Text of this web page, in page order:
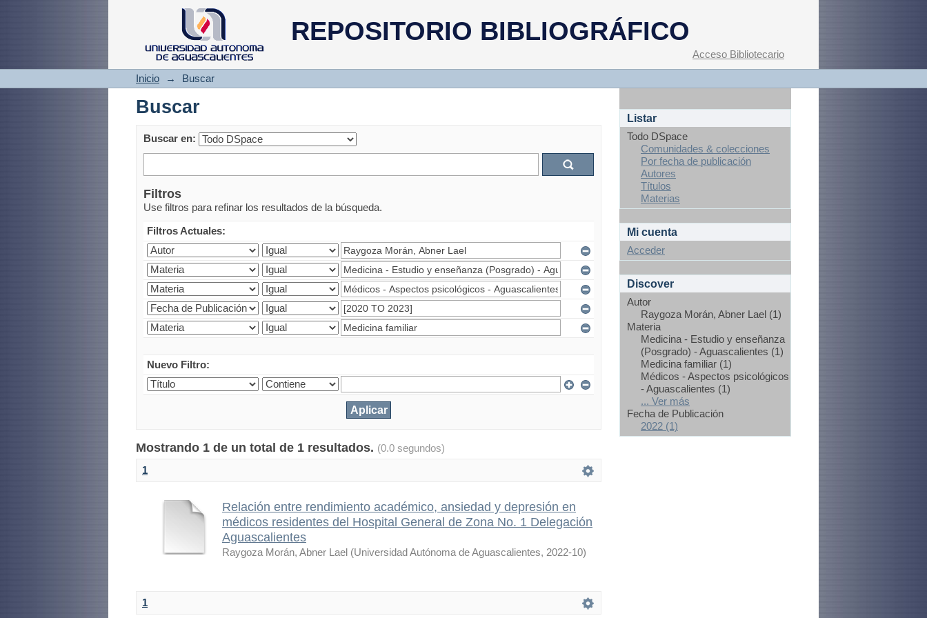
REPOSITORIO BIBLIOGRÁFICO
Buscar
Acceso Bibliotecario
Inicio → Buscar
Buscar
Buscar en:
Filtros
Use filtros para refinar los resultados de la búsqueda.
Filtros Actuales:
Nuevo Filtro:
Mostrando 1 de un total de 1 resultados. (0.0 segundos)
1
Relación entre rendimiento académico, ansiedad y depresión en
médicos residentes del Hospital General de Zona No. 1 Delegación
Aguascalientes
Raygoza Morán, Abner Lael (Universidad Autónoma de Aguascalientes, 2022-10)
1
Listar
Todo DSpace
Comunidades & colecciones
Por fecha de publicación
Autores
Títulos
Materias
Mi cuenta
Acceder
Discover
Autor
Raygoza Morán, Abner Lael (1)
Materia
Medicina - Estudio y enseñanza
(Posgrado) - Aguascalientes (1)
Medicina familiar (1)
Médicos - Aspectos psicológicos
- Aguascalientes (1)
... Ver más
Fecha de Publicación
2022 (1)